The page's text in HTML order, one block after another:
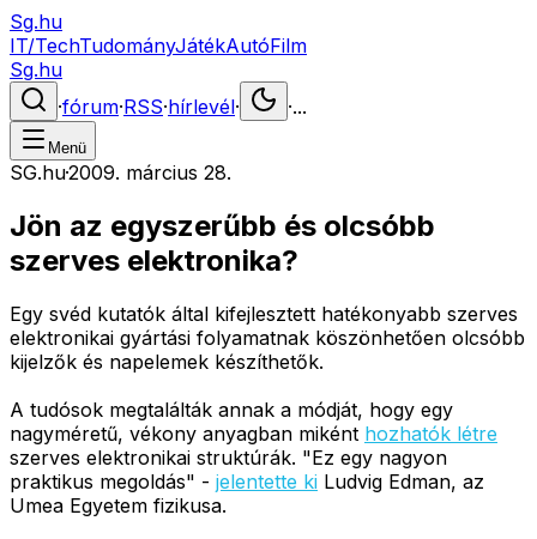
Sg.hu
IT/TechTudományJátékAutóFilm
Sg.hu
·fórum·RSS·hírlevél· ·...
Menü
SG.hu·2009. március 28.
Jön az egyszerűbb és olcsóbb
szerves elektronika?
Egy svéd kutatók által kifejlesztett hatékonyabb szerves
elektronikai gyártási folyamatnak köszönhetően olcsóbb
kijelzők és napelemek készíthetők.
A tudósok megtalálták annak a módját, hogy egy
nagyméretű, vékony anyagban miként hozhatók létre
szerves elektronikai struktúrák. "Ez egy nagyon
praktikus megoldás" - jelentette ki Ludvig Edman, az
Umea Egyetem fizikusa.